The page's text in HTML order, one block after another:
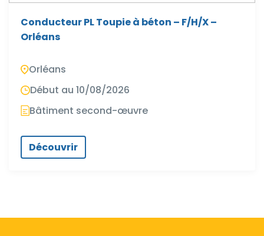
Conducteur PL Toupie à béton – F/H/X –
Orléans
Orléans
Début au 10/08/2026
Bâtiment second-œuvre
Découvrir